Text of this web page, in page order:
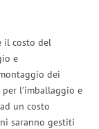
il costo del
e
dei
l’imballaggio e
un costo
saranno gestiti